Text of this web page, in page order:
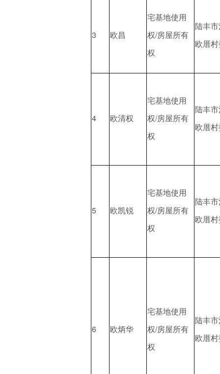
3 欧昌
宅基地使用
权/房屋所有
权
陆丰
欧厝
4 欧清权
宅基地使用
权/房屋所有
权
陆丰
欧厝
5 欧凯锐
宅基地使用
权/房屋所有
权
陆丰
欧厝
6 欧炳华
宅基地使用
权/房屋所有
权
陆丰
欧厝